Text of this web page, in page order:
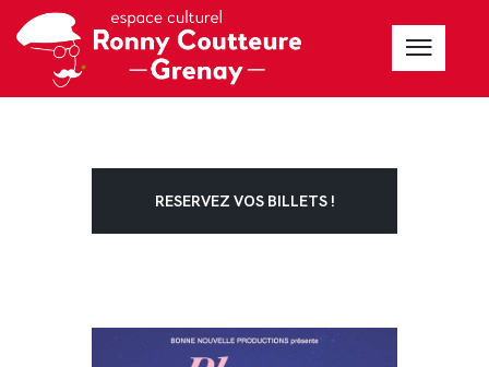
RESERVEZ VOS BILLETS !